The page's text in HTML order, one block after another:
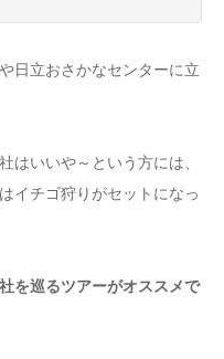
日立おさかなセンターに立
はいいや～という方には、
イチゴ狩りがセットになっ
を巡るツアーがオススメで